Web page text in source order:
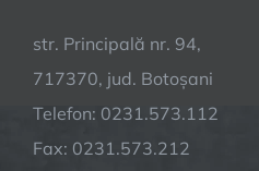
str. Principală nr. 94,
717370, jud. Botoșani
Telefon: 0231.573.112
Fax: 0231.573.212